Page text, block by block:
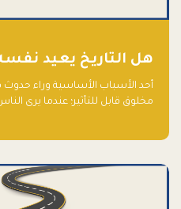
هل التاريخ يعيد
أحد الأسباب الأساسية وراء حدوث
مخلوق قابل للتأثير؛ عندما يرى